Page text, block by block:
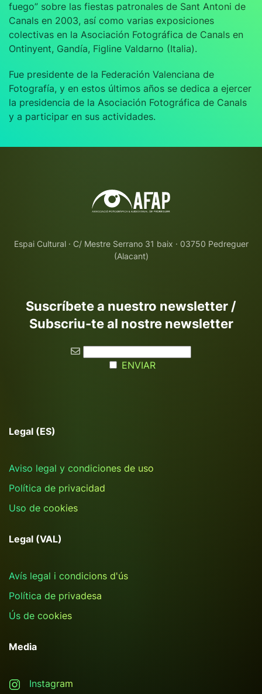
fuego” sobre las fiestas patronales de Sant Antoni de
Canals en 2003, así como varias exposiciones
colectivas en la Asociación Fotográfica de Canals en
Ontinyent, Gandía, Figline Valdarno (Italia).
Fue presidente de la Federación Valenciana de
Fotografía, y en estos últimos años se dedica a ejercer
la presidencia de la Asociación Fotográfica de Canals
y a participar en sus actividades.
Espai Cultural · C/ Mestre Serrano 31 baix · 03750 Pedreguer
(Alacant)
Suscríbete a nuestro newsletter /
Subscriu-te al nostre newsletter
ENVIAR
Legal (ES)
Aviso legal y condiciones de uso
Política de privacidad
Uso de cookies
Legal (VAL)
Avís legal i condicions d'ús
Política de privadesa
Ús de cookies
Media
Instagram